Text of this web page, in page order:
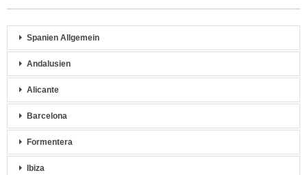
Spanien Allgemein
Andalusien
Alicante
Barcelona
Formentera
Ibiza